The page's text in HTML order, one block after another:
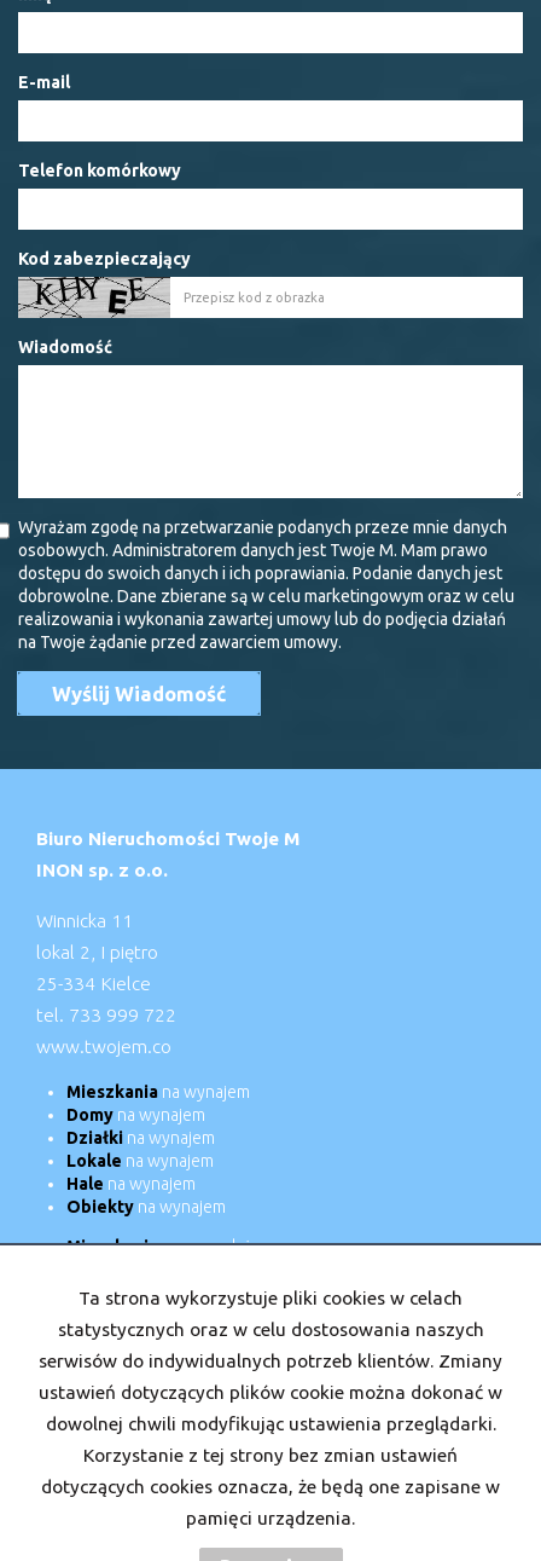
E-mail
Telefon komórkowy
Kod zabezpieczający
Wiadomość
Wyrażam zgodę na przetwarzanie podanych przeze mnie danych
osobowych. Administratorem danych jest Twoje M. Mam prawo
dostępu do swoich danych i ich poprawiania. Podanie danych jest
dobrowolne. Dane zbierane są w celu marketingowym oraz w celu
realizowania i wykonania zawartej umowy lub do podjęcia działań
na Twoje żądanie przed zawarciem umowy.
Biuro Nieruchomości Twoje M
INON sp. z o.o.
Winnicka 11
lokal 2, I piętro
25-334 Kielce
tel. 733 999 722
www.twojem.co
Mieszkania na wynajem
Domy na wynajem
Działki na wynajem
Lokale na wynajem
Hale na wynajem
Obiekty na wynajem
Mieszkaniana sprzedaż
Działkina sprzedaż
Halena sprzedaż
Obiektyna sprzedaż
Strona główna Nasi doradcy Kariera Kontakt Kup
Sprzedaj
Ta strona wykorzystuje pliki cookies w celach
statystycznych oraz w celu dostosowania naszych
serwisów do indywidualnych potrzeb klientów. Zmiany
ustawień dotyczących plików cookie można dokonać w
dowolnej chwili modyfikując ustawienia przeglądarki.
Korzystanie z tej strony bez zmian ustawień
dotyczących cookies oznacza, że będą one zapisane w
pamięci urządzenia.